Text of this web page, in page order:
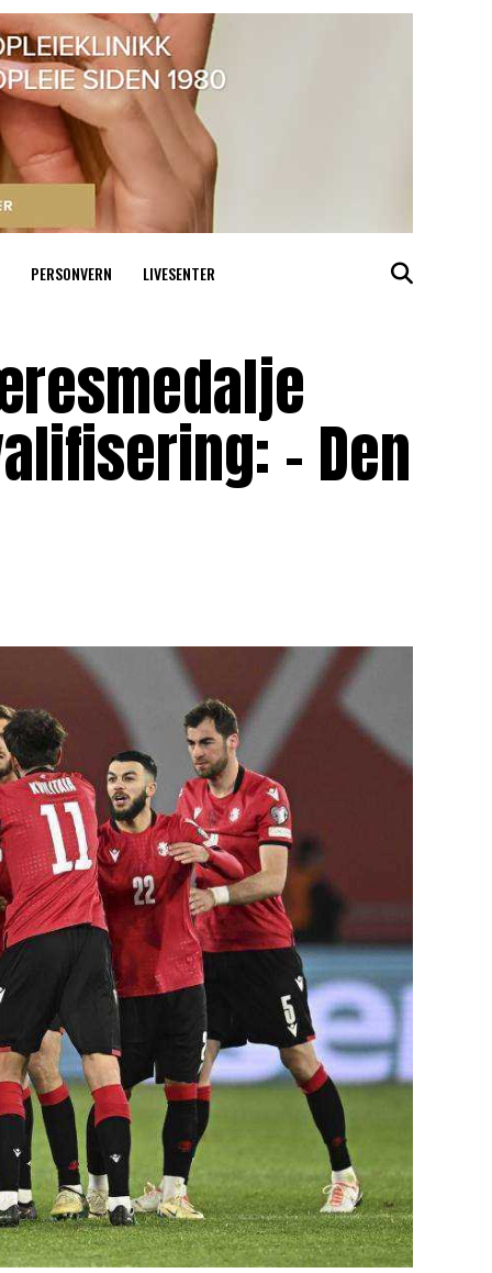
PERSONVERN LIVESENTER
– Den